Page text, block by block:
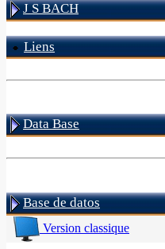
J S BACH
Liens
Data Base
Base de datos
Version classique